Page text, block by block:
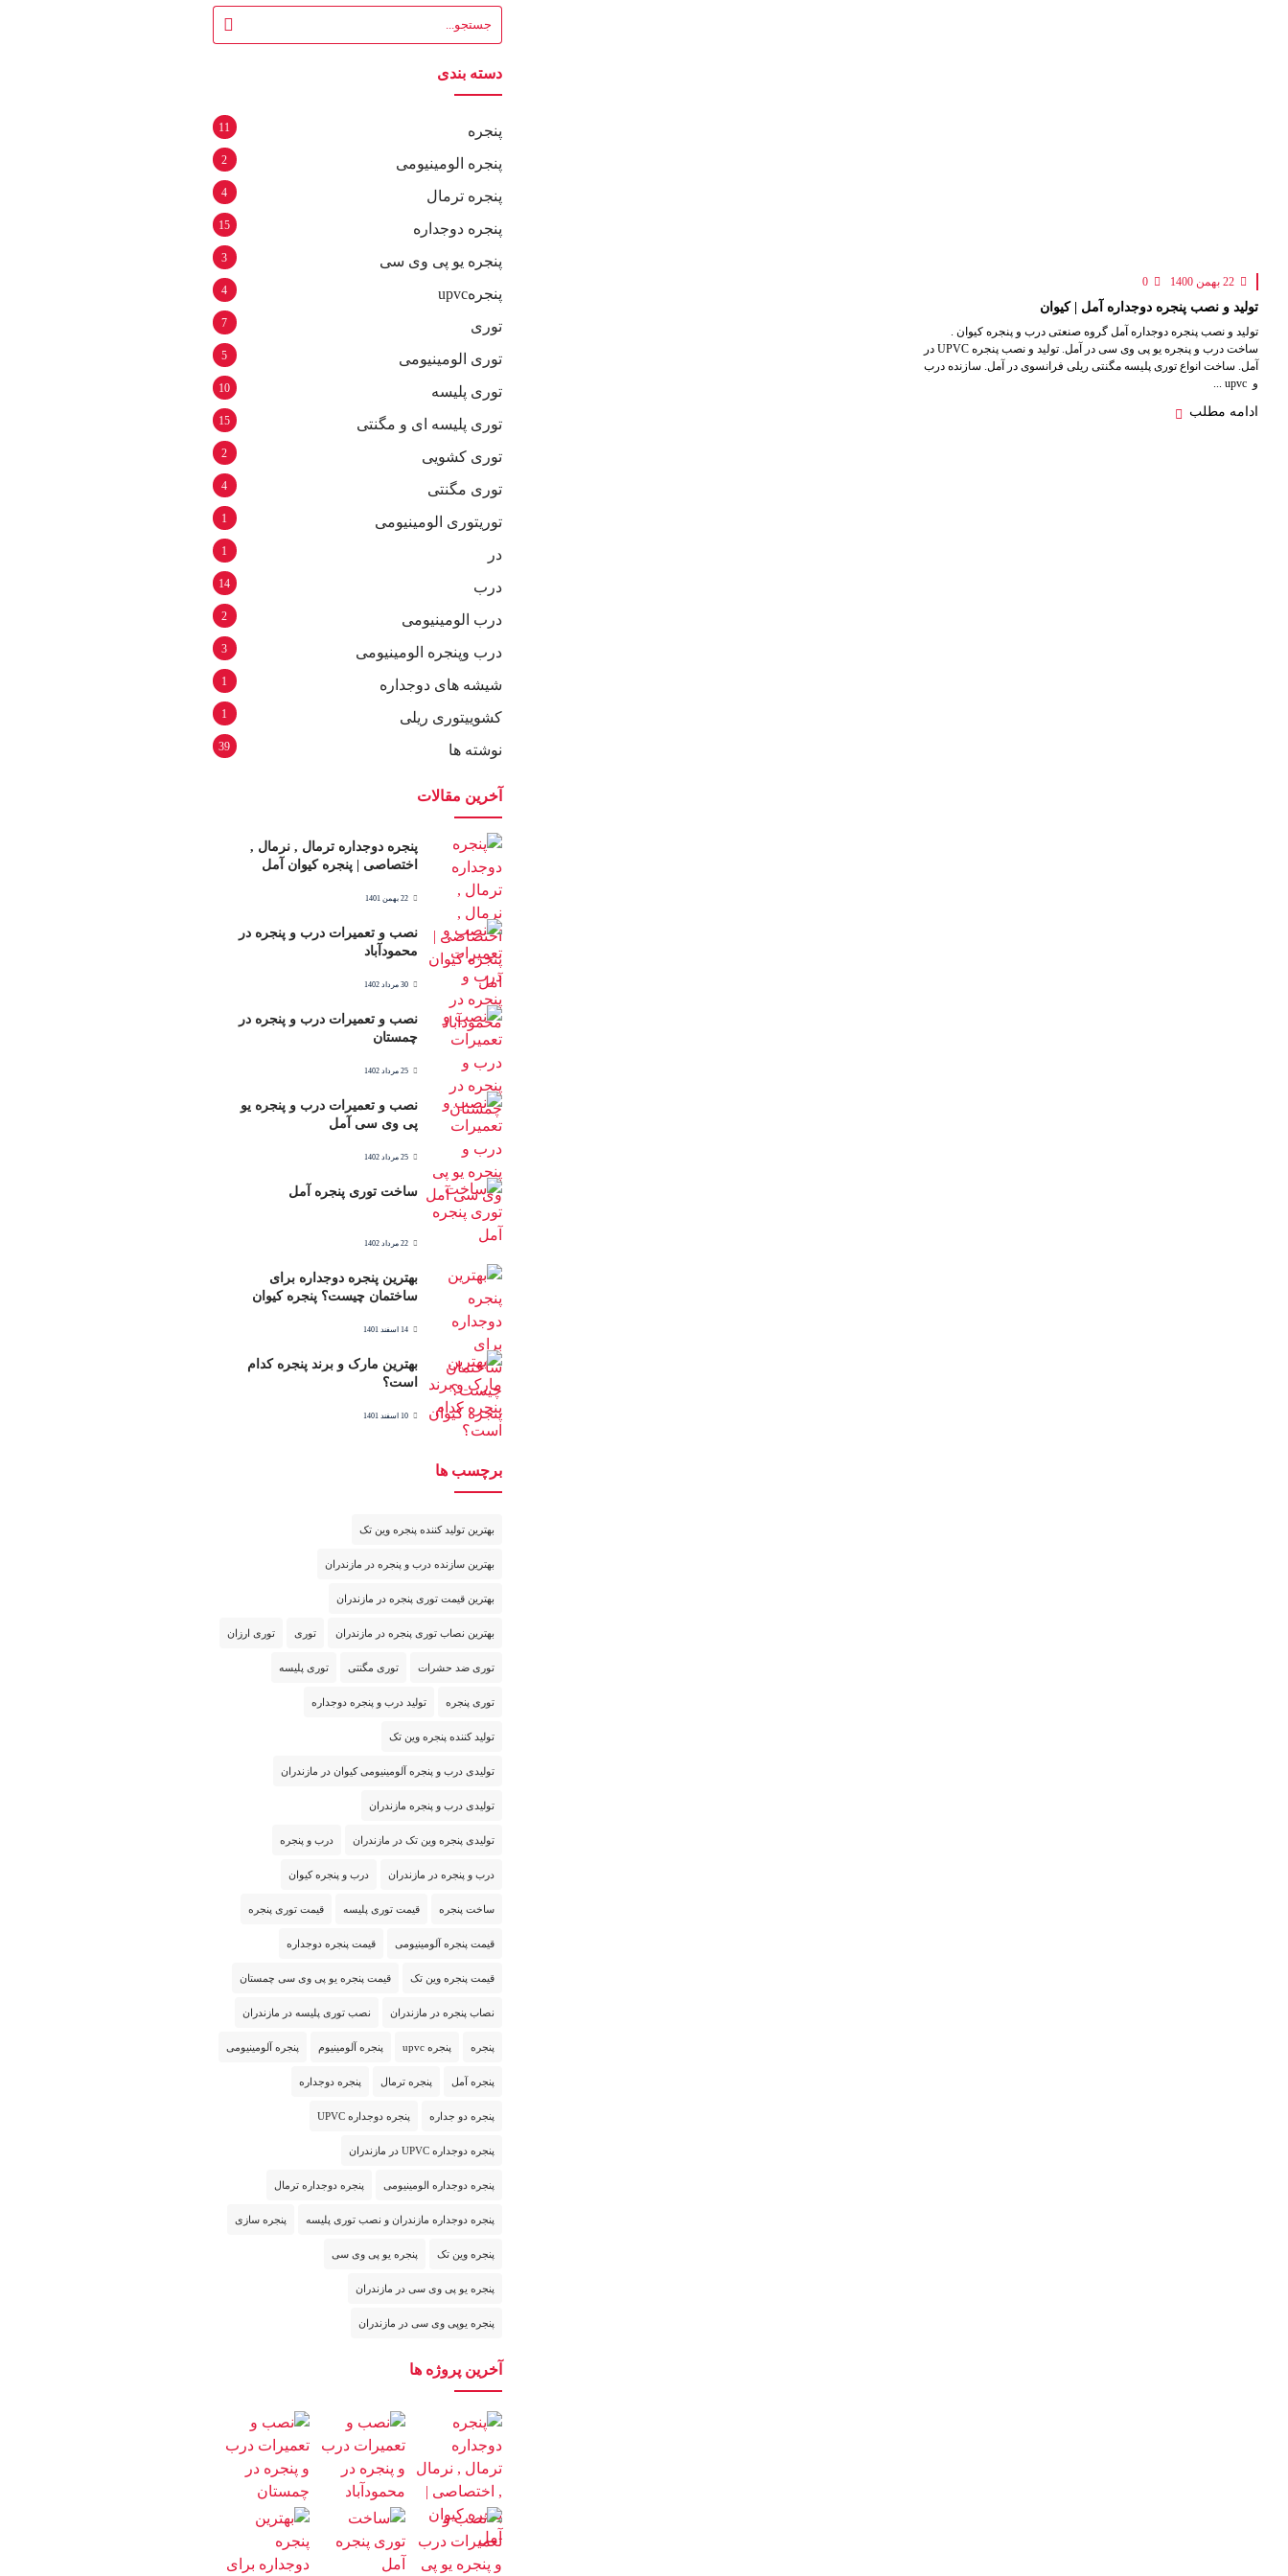
تولید و نصب پنجره دوجداره آمل | کیوان
تولید و نصب پنجره دوجداره آمل گروه صنعتی درب و پنجره کیوان .
ساخت درب و پنجره یو پی وی سی در آمل. تولید و نصب پنجره UPVC در
آمل. ساخت انواع توری پلیسه مگنتی ریلی فرانسوی در آمل. سازنده درب
و upvc ...
ادامه مطلب
دسته بندی
پنجره 11
پنجره الومینیومی 2
پنجره ترمال 4
پنجره دوجداره 15
پنجره یو پی وی سی 3
پنجرهupvc 4
توری 7
توری الومینیومی 5
توری پلیسه 10
توری پلیسه ای و مگنتی 15
توری کشویی 2
توری مگنتی 4
توریتوری الومینیومی 1
در 1
درب 14
درب الومینیومی 2
درب وپنجره الومینیومی 3
شیشه های دوجداره 1
کشوییتوری ریلی 1
نوشته ها 39
آخرین مقالات
پنجره دوجداره ترمال , نرمال ,
اختصاصی | پنجره کیوان آمل
22 بهمن 1401
نصب و تعمیرات درب و پنجره در
محمودآباد
30 مرداد 1402
نصب و تعمیرات درب و پنجره در
چمستان
25 مرداد 1402
نصب و تعمیرات درب و پنجره یو
پی وی سی آمل
25 مرداد 1402
ساخت توری پنجره آمل
22 مرداد 1402
بهترین پنجره دوجداره برای
ساختمان چیست؟ پنجره کیوان
14 اسفند 1401
بهترین مارک و برند پنجره کدام
است؟
10 اسفند 1401
برچسب ها
بهترین تولید کننده پنجره وین تک
بهترین سازنده درب و پنجره در مازندران
بهترین قیمت توری پنجره در مازندران
بهترین نصاب توری پنجره در مازندران توری توری ارزان
توری ضد حشرات توری مگنتی توری پلیسه
توری پنجره تولید درب و پنجره دوجداره
تولید کننده پنجره وین تک
تولیدی درب و پنجره آلومینیومی کیوان در مازندران
تولیدی درب و پنجره مازندران
تولیدی پنجره وین تک در مازندران درب و پنجره
درب و پنجره در مازندران درب و پنجره کیوان
ساخت پنجره قیمت توری پلیسه قیمت توری پنجره
قیمت پنجره آلومینیومی قیمت پنجره دوجداره
قیمت پنجره وین تک قیمت پنجره یو پی وی سی چمستان
نصاب پنجره در مازندران نصب توری پلیسه در مازندران
پنجره پنجره upvc پنجره آلومینیوم پنجره آلومینیومی
پنجره آمل پنجره ترمال پنجره دوجداره
پنجره دو جداره پنجره دوجداره UPVC
پنجره دوجداره UPVC در مازندران
پنجره دوجداره الومینیومی پنجره دوجداره ترمال
پنجره دوجداره مازندران و نصب توری پلیسه پنجره سازی
پنجره وین تک پنجره یو پی وی سی
پنجره یو پی وی سی در مازندران
پنجره یوپی وی سی در مازندران
آخرین پروژه ها